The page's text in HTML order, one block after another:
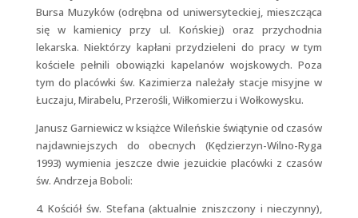
Bursa Muzyków (odrębna od uniwersyteckiej, mieszcząca
się w kamienicy przy ul. Końskiej) oraz przychodnia
lekarska. Niektórzy kapłani przydzieleni do pracy w tym
kościele pełnili obowiązki kapelanów wojskowych. Poza
tym do placówki św. Kazimierza należały stacje misyjne w
Łuczaju, Mirabelu, Przerośli, Wiłkomierzu i Wołkowysku.
Janusz Garniewicz w książce Wileńskie świątynie od czasów
najdawniejszych do obecnych (Kędzierzyn-Wilno-Ryga
1993) wymienia jeszcze dwie jezuickie placówki z czasów
św. Andrzeja Boboli:
4. Kościół św. Stefana (aktualnie zniszczony i nieczynny),